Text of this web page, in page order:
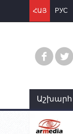
ՀԱՅ РУС
Աշխարհ